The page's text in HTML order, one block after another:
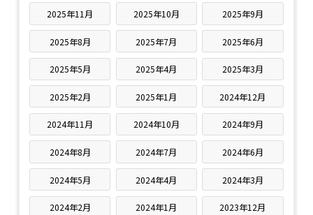
2025年11月 2025年10月 2025年9月
2025年8月 2025年7月 2025年6月
2025年5月 2025年4月 2025年3月
2025年2月 2025年1月 2024年12月
2024年11月 2024年10月 2024年9月
2024年8月 2024年7月 2024年6月
2024年5月 2024年4月 2024年3月
2024年2月 2024年1月 2023年12月